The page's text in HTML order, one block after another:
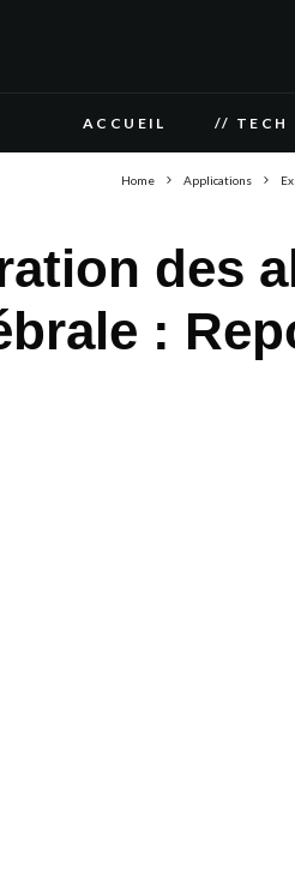
ACCUEIL // TECH
Home Applications
des
: